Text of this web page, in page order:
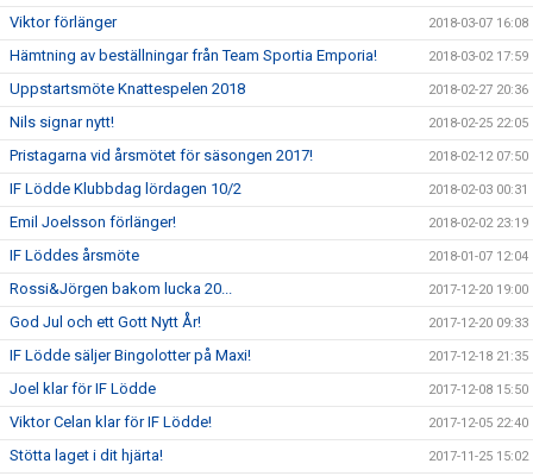
Viktor förlänger 2018-03-07 16:08
Hämtning av beställningar från Team Sportia Emporia! 2018-03-02 17:59
Uppstartsmöte Knattespelen 2018 2018-02-27 20:36
Nils signar nytt! 2018-02-25 22:05
Pristagarna vid årsmötet för säsongen 2017! 2018-02-12 07:50
IF Lödde Klubbdag lördagen 10/2 2018-02-03 00:31
Emil Joelsson förlänger! 2018-02-02 23:19
IF Löddes årsmöte 2018-01-07 12:04
Rossi&Jörgen bakom lucka 20... 2017-12-20 19:00
God Jul och ett Gott Nytt År! 2017-12-20 09:33
IF Lödde säljer Bingolotter på Maxi! 2017-12-18 21:35
Joel klar för IF Lödde 2017-12-08 15:50
Viktor Celan klar för IF Lödde! 2017-12-05 22:40
Stötta laget i dit hjärta! 2017-11-25 15:02